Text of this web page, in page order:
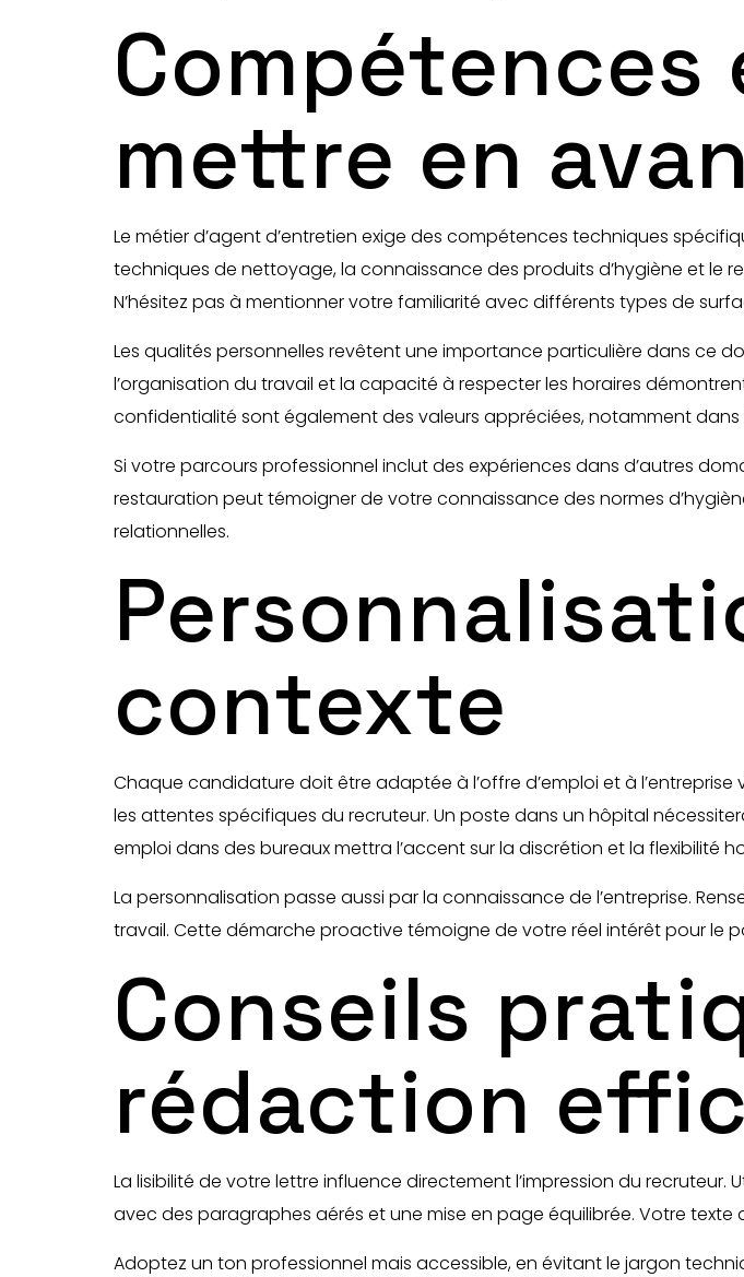
mettre en
Le métier d’agent d’entretien exige des compétences techniques
techniques de nettoyage, la connaissance des produits d’hygiène et le
N’hésitez pas à mentionner votre familiarité avec différents types de
Les qualités personnelles revêtent une importance particulière dans ce
l’organisation du travail et la capacité à respecter les horaires
confidentialité sont également des valeurs appréciées, notamment dans
Si votre parcours professionnel inclut des expériences dans d’autres
restauration peut témoigner de votre connaissance des normes
relationnelles.
contexte
Chaque candidature doit être adaptée à l’offre d’emploi et à
les attentes spécifiques du recruteur. Un poste dans un hôpital
emploi dans des bureaux mettra l’accent sur la discrétion et la flexibilité
La personnalisation passe aussi par la connaissance de l’entreprise.
travail. Cette démarche proactive témoigne de votre réel intérêt pour le
Conseils
rédaction
La lisibilité de votre lettre influence directement l’impression du recruteur.
avec des paragraphes aérés et une mise en page équilibrée. Votre
Adoptez un ton professionnel mais accessible, en évitant le jargon